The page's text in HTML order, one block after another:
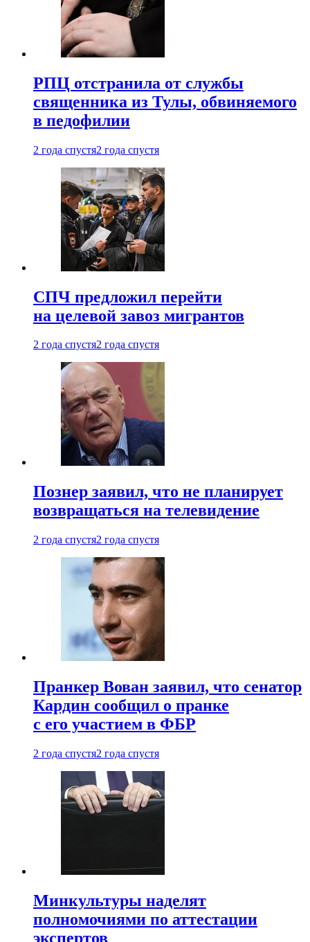
РПЦ отстранила от службы
священника из Тулы, обвиняемого
в педофилии
2 года спустя2 года спустя
СПЧ предложил перейти
на целевой завоз мигрантов
2 года спустя2 года спустя
Познер заявил, что не планирует
возвращаться на телевидение
2 года спустя2 года спустя
Пранкер Вован заявил, что сенатор
Кардин сообщил о пранке
с его участием в ФБР
2 года спустя2 года спустя
Минкультуры наделят
полномочиями по аттестации
экспертов